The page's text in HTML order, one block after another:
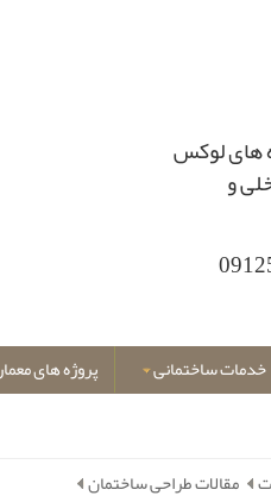
های لوکس
و
خدمات ساختمانی پروژه های
مقالات طراحی ساختمان